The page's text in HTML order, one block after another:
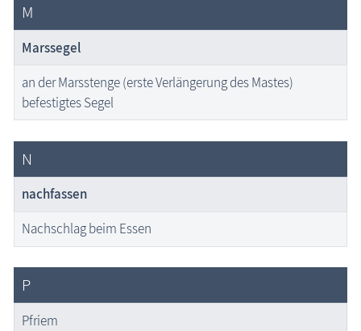
M
Marssegel
an der Marsstenge (erste Verlängerung des Mastes)
befestigtes Segel
N
nachfassen
Nachschlag beim Essen
P
Pfriem